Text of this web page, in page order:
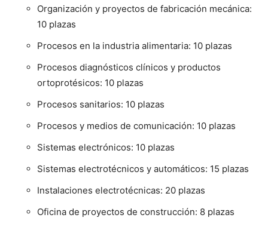
Organización y proyectos de fabricación mecánica:
10 plazas
Procesos en la industria alimentaria: 10 plazas
Procesos diagnósticos clínicos y productos
ortoprotésicos: 10 plazas
Procesos sanitarios: 10 plazas
Procesos y medios de comunicación: 10 plazas
Sistemas electrónicos: 10 plazas
Sistemas electrotécnicos y automáticos: 15 plazas
Instalaciones electrotécnicas: 20 plazas
Oficina de proyectos de construcción: 8 plazas